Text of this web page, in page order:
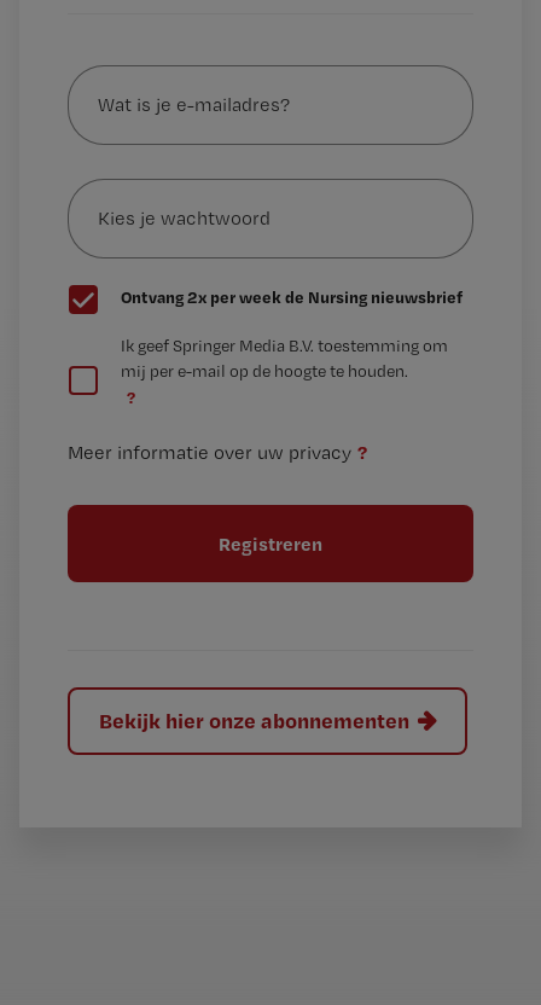
Wat
is
je
mailadres?
Kies
je
wachtwoord
G
e
t
Ontvang 2x per week de Nursing nieuwsbrief
e
t
l
Ik geef Springer Media B.V. toestemming om
mij per e-mail op de hoogte te houden.
?
Meer informatie over uw privacy ?
Bekijk hier onze abonnementen